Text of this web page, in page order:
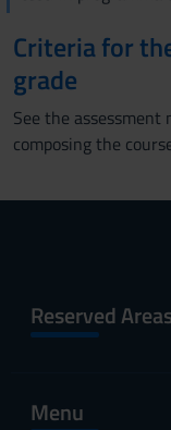
Criteria for
grade
See the
composing the
Reserved
Menu